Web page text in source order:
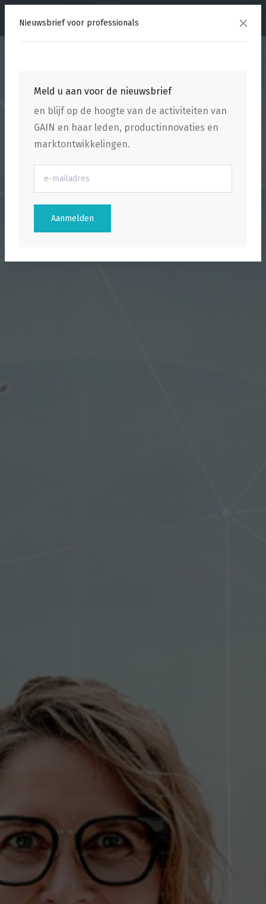
Nieuwsbrief voor professionals
Meld u aan voor de nieuwsbrief
en blijf op de hoogte van de activiteiten van
GAIN en haar leden, productinnovaties en
marktontwikkelingen.